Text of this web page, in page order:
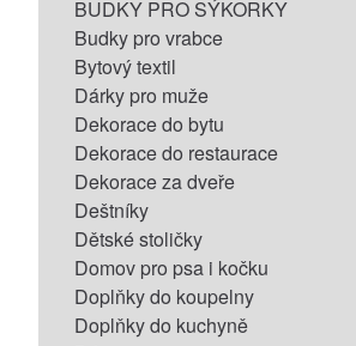
BUDKY PRO SÝKORKY
Budky pro vrabce
Bytový textil
Dárky pro muže
Dekorace do bytu
Dekorace do restaurace
Dekorace za dveře
Deštníky
Dětské stoličky
Domov pro psa i kočku
Doplňky do koupelny
Doplňky do kuchyně